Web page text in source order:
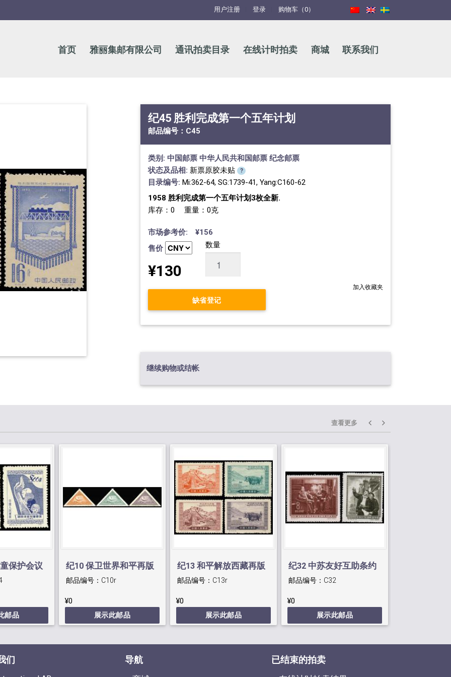
用户注册 登录 购物车（0）
首页 雅丽集邮有限公司 通讯拍卖目录 在线计时拍卖 商城 联系我们
纪45 胜利完成第一个五年计划
邮品编号： C45
类别: 中国邮票 中华人民共和国邮票 纪念邮票
状态及品相: 新票原胶未贴 ?
目录编号: Mi:362-64, SG:1739-41, Yang:C160-62
1958 胜利完成第一个五年计划3枚全新.
库存：0 重量：0克
市场参考价: ¥156
售价
¥130
数量
缺省登记
加入收藏夹
继续购物或结帐
查看更多
保护会议
邮品
纪10 保卫世界和平再版
邮品编号： C10r
¥0
展示此邮品
纪13 和平解放西藏再版
邮品编号： C13r
¥0
展示此邮品
纪32 中苏友好互助条约
邮品编号： C32
¥0
展示此邮品
们 导航 已结束的拍卖